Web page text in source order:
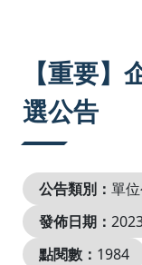
【重要
選公告
公告類別： 單
發佈日期：
點閱數： 1984